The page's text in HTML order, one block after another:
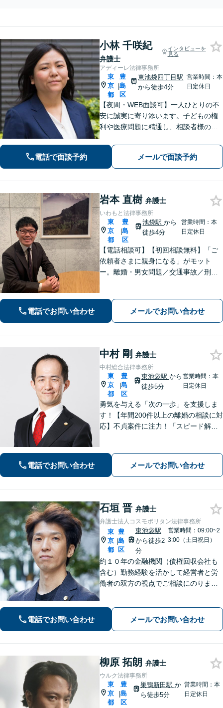
小林 千咲紀
弁護士
インタビューを
見る
アディーレ法律事務所
東
京
都
|
豊
島
区
東池袋四丁目駅
から徒歩4分
営業時間：本
日定休日
【夜間・WEB面談可】一人ひとりの不
安に誠実に寄り添います。子どもの権
利や医療問題に精通し、相談者様の
電話で面談予約 メールで面談予約
岩本 直樹 弁護士
いわもと法律事務所
東
京
都
|
豊
島
区
池袋駅から
徒歩4分
営業時間：本
日定休日
【電話相談可】【初回相談無料】「ご
依頼者さまに親身になる」がモット
ー。離婚・男女問題／交通事故／刑事
トラブルも解決まで尽力します【休
日・夜間相談可】【完全個室】【池袋
電話でお問い合わせ メールでお問い合わせ
中村 剛 弁護士
中村総合法律事務所
東
京
都
|
豊
島
区
東池袋駅 から
徒歩5分
営業時間：本
日定休日
勇気を与える「次の一歩」を支援しま
す！【年間200件以上の離婚の相談に対
応】不貞案件に注力！「スピード解
し、味方になります【池袋駅徒歩5分】
【セカンドオピニオン可】
電話でお問い合わせ メールでお問い合わせ
石垣 晋 弁護士
弁護士法人コスモポリタン法律事務所
東
京
都
|
豊
島
区
東池袋駅
から徒歩2
分
営業時間：09:00~2
3:00（土日祝日）
約１０年の金融機関（債権回収会社も
含む）勤務経験を活かして経営者と労
働者の双方の視点でご相談にのりま
みの解決策を一緒に考えていきます。
電話でお問い合わせ メールでお問い合わせ
柳原 拓朗 弁護士
ウルク法律事務所
東
京
都
|
豊
島
区
巣鴨新田駅 か
ら徒歩5分
営業時間：本
日定休日